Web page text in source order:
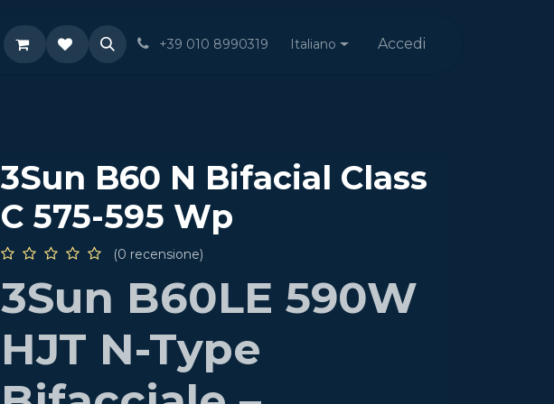
+39 010 8990319 Italiano Accedi
3Sun B60 N Bifacial Class
C 575-595 Wp
(0 recensione)
3Sun B60LE 590W
HJT N-Type